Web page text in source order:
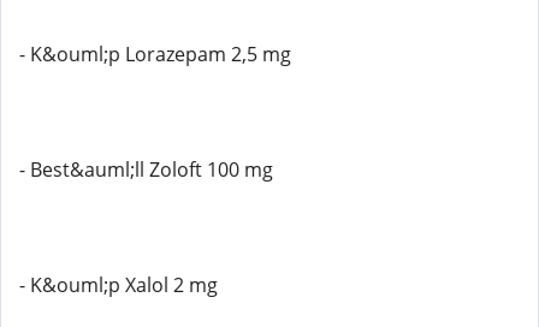
- K&ouml;p Lorazepam 2,5 mg
- Best&auml;ll Zoloft 100 mg
- K&ouml;p Xalol 2 mg